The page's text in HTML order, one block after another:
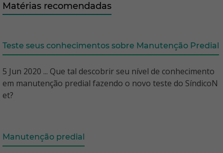
Matérias recomendadas
Teste seus conhecimentos sobre Manutenção Predial
5 Jun 2020 ... Que tal descobrir seu nível de conhecimento
em manutenção predial fazendo o novo teste do SíndicoN
et?
Manutenção predial